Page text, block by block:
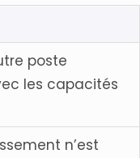
poste
les capacités
n’est